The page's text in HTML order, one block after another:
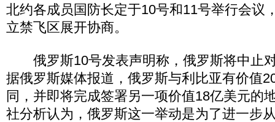
北约各成员国防长定于10号和11号举行会议
立禁飞区展开协商。
俄罗斯10号发表声明称，俄罗斯将中止
据俄罗斯媒体报道，俄罗斯与利比亚有价值
同，并即将完成签署另一项价值18亿美元的
社分析认为，俄罗斯这一举动是为了进一步